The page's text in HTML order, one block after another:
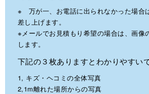
※ 万が一、お電話に出られなかった場合
差し上げます。
※メールでお見積もり希望の場合は、画像
します。
下記の３枚ありますとわかりやすいで
1, キズ・ヘコミの全体写真
2,1m離れた場所からの写真